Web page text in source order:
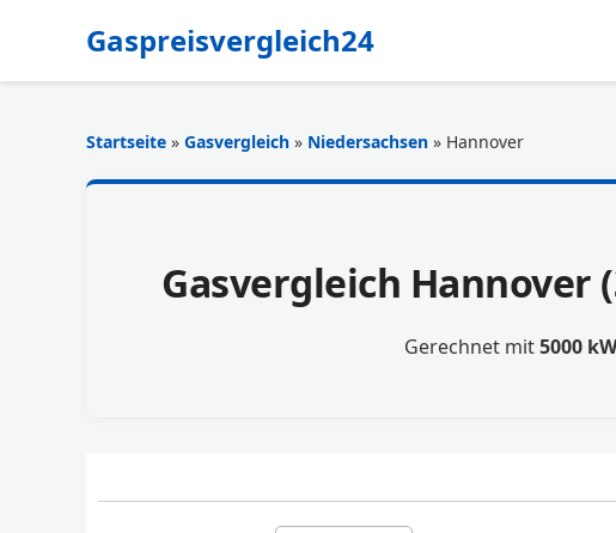
Gaspreisvergleich24
Startseite » Gasvergleich » Niedersachsen » Hannover
Gasvergleich Hannover
Gerechnet mit5000